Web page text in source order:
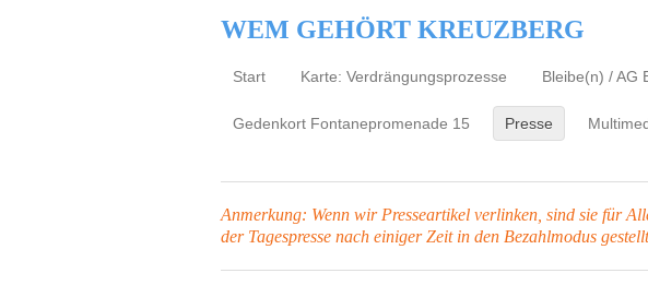
WEM GEHÖRT KREUZBERG
Start Karte: Verdrängungsprozesse Bleibe(n) / AG
Gedenkort Fontanepromenade 15 Presse
Anmerkung: Wenn wir Presseartikel verlinken, sind sie für
der Tagespresse nach einiger Zeit in den Bezahlmodus